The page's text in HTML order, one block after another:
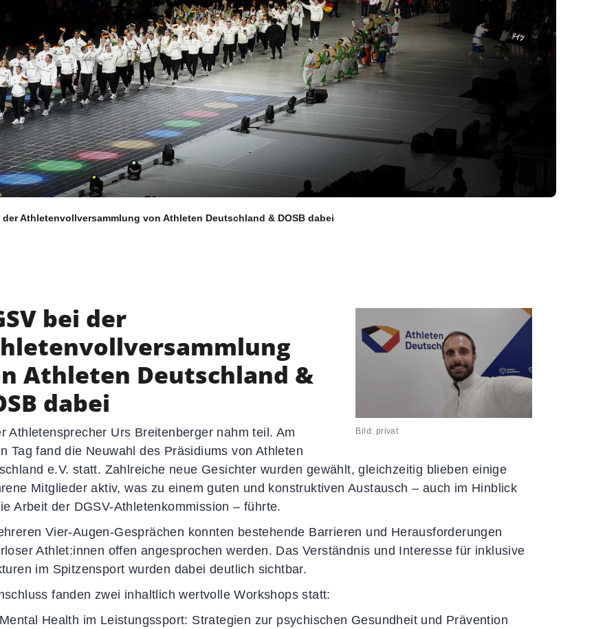
der Athletenvollversammlung von Athleten Deutschland & DOSB dabei
Bild: privat
bei der
Athleten Deutschland &
dabei
Athletensprecher Urs Breitenberger nahm teil. Am
Tag fand die Neuwahl des Präsidiums von Athleten
e.V. statt. Zahlreiche neue Gesichter wurden gewählt, gleichzeitig blieben einige
Mitglieder aktiv, was zu einem guten und konstruktiven Austausch – auch im Hinblick
Arbeit der DGSV-Athletenkommission – führte.
Vier-Augen-Gesprächen konnten bestehende Barrieren und Herausforderungen
Athlet:innen offen angesprochen werden. Das Verständnis und Interesse für inklusive
im Spitzensport wurden dabei deutlich sichtbar.
fanden zwei inhaltlich wertvolle Workshops statt:
Mental Health im Leistungssport: Strategien zur psychischen Gesundheit und Prävention
Aktuelles
Sportkalender
Sportdeutschland-News
Service